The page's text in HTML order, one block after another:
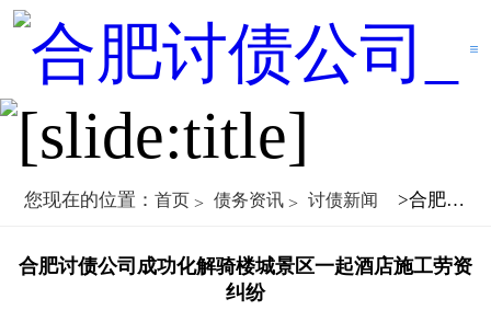
您现在的位置： 首页 债务资讯 讨债新闻 >合肥讨债公司成功化解骑楼城景区一起酒店施工劳资纠纷
合肥讨债公司成功化解骑楼城景区一起酒店施工劳资
纠纷